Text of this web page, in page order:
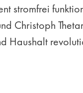
stromfrei
Christoph
Haushalt